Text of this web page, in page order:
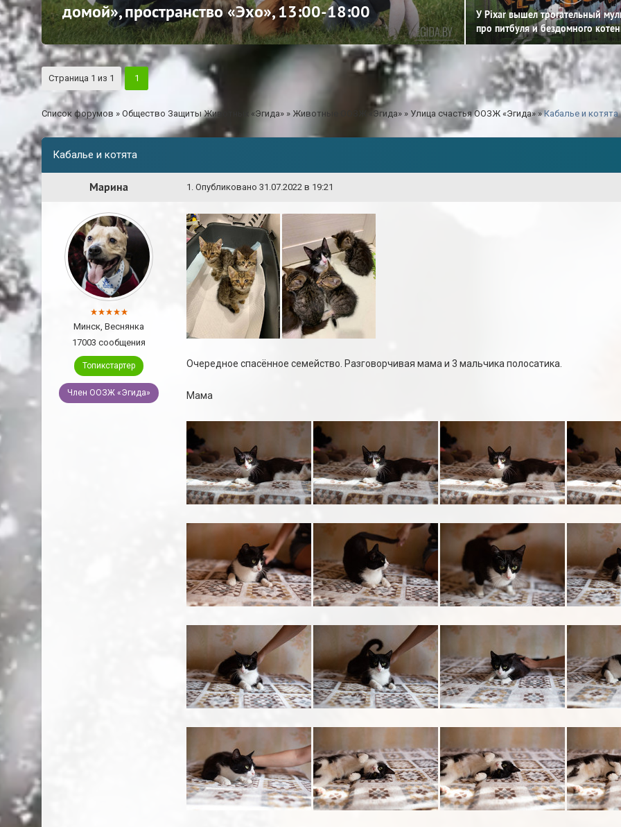
домой», пространство «Эхо», 13:00-18:00
У Pixar вышел трогательный
про питбуля и бездомного
Страница 1 из 1 1
Список форумов » Общество Защиты Животных «Эгида» » Животные ООЗЖ «Эгида» » Улица счастья ООЗЖ «Эгида» » Кабалье и котята
Кабалье и котята
Марина 1 . Опубликовано 31.07.2022 в 19:21
Минск, Веснянка
17003 сообщения
Топикстартер
Член ООЗЖ «Эгида»
Очередное спасённое семейство. Разговорчивая мама и 3 мальчика полосатика.
Мама